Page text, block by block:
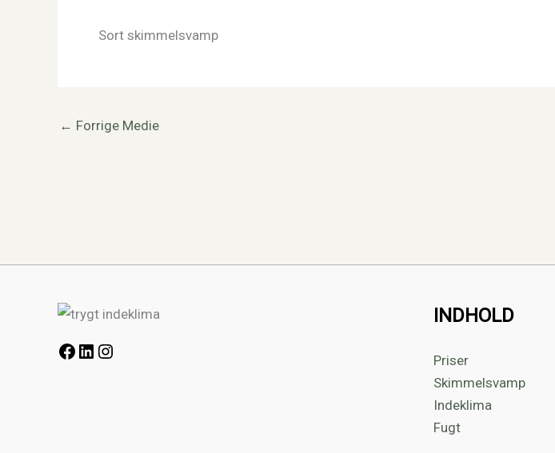
Sort skimmelsvamp
← Forrige Medie
INDHOLD
Priser
Skimmelsvamp
Indeklima
Fugt